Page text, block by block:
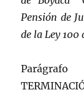
Pensión de
de la Ley 100